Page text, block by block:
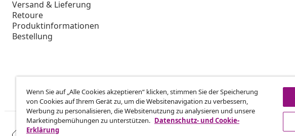
Versand & Lieferung
Retoure
Produktinformationen
Bestellung
Wenn Sie auf „Alle Cookies akzeptieren“ klicken, stimmen Sie der Speicherung
von Cookies auf Ihrem Gerät zu, um die Websitenavigation zu verbessern,
Werbung zu personalisieren, die Websitenutzung zu analysieren und unsere
Marketingbemühungen zu unterstützen. Datenschutz- und Cookie-
Erklärung